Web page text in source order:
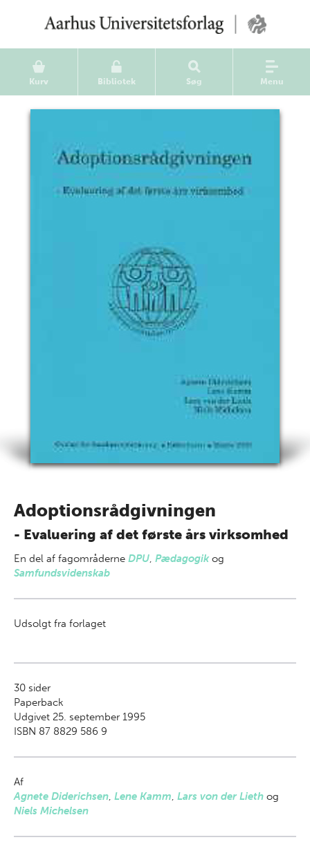
Kurv Bibliotek Søg Menu
Adoptionsrådgivningen
- Evaluering af det første års virksomhed
En del af fagområderne DPU, Pædagogikog
Samfundsvidenskab
Udsolgt fra forlaget
30 sider
Paperback
Udgivet 25. september 1995
ISBN 87 8829 586 9
Af
Agnete Diderichsen, Lene Kamm, Lars von der Lieth og
Niels Michelsen